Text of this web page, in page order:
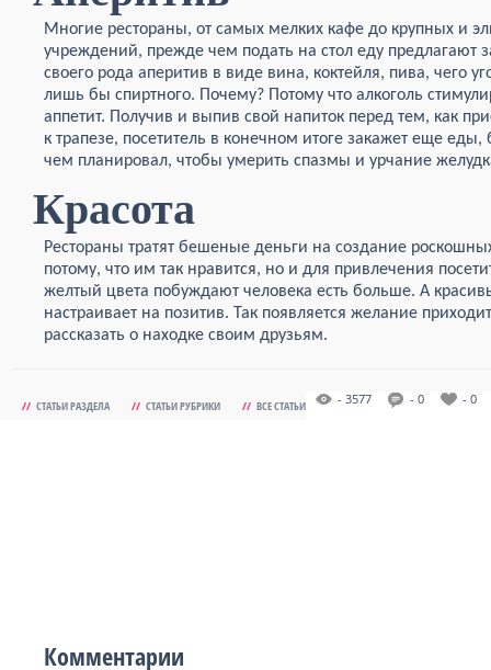
Многие рестораны, от самых мелких кафе до крупных и
учреждений, прежде чем подать на стол еду предлагают
своего рода аперитив в виде вина, коктейля, пива, чего
лишь бы спиртного. Почему? Потому что алкоголь
аппетит. Получив и выпив свой напиток перед тем, как
к трапезе, посетитель в конечном итоге закажет еще
чем планировал, чтобы умерить спазмы и урчание
Красота
Рестораны тратят бешеные деньги на создание
потому, что им так нравится, но и для привлечения
желтый цвета побуждают человека есть больше. А
настраивает на позитив. Так появляется желание
рассказать о находке своим друзьям.
// СТАТЬИ РАЗДЕЛА // СТАТЬИ РУБРИКИ // ВСЕ СТАТЬИ - 3577 - 0 - 0
Комментарии